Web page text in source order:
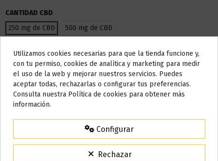
CANTIDAD CBD
250 mg de CBD
500 mg de CBD
Do not show again.
AVISO IMPORTANTE
Nos tomamos unos días
Todos los pedidos realizados desde el
15% de descuento
Para agradecerte la espera durante estos días.
Código:VACACIONES15
Utilizamos cookies necesarias para que la tienda funcione y,
con tu permiso, cookies de analítica y marketing para medir
el uso de la web y mejorar nuestros servicios. Puedes
aceptar todas, rechazarlas o configurar tus preferencias.
Consulta nuestra Política de cookies para obtener más
información.
Configurar
Rechazar